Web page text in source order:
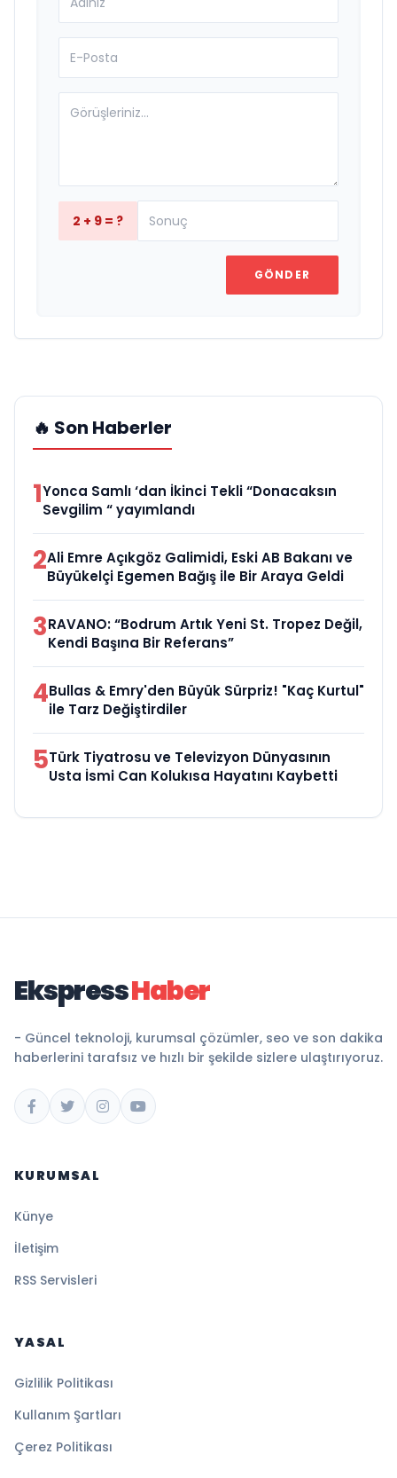
2 + 9 = ?
GÖNDER
🔥 Son Haberler
1Yonca Samlı ‘dan İkinci Tekli “Donacaksın
Sevgilim “ yayımlandı
2Ali Emre Açıkgöz Galimidi, Eski AB Bakanı ve
Büyükelçi Egemen Bağış ile Bir Araya Geldi
3RAVANO: “Bodrum Artık Yeni St. Tropez Değil,
Kendi Başına Bir Referans”
4Bullas & Emry'den Büyük Sürpriz! "Kaç Kurtul"
ile Tarz Değiştirdiler
5Türk Tiyatrosu ve Televizyon Dünyasının
Usta İsmi Can Kolukısa Hayatını Kaybetti
EkspressHaber
- Güncel teknoloji, kurumsal çözümler, seo ve son dakika
haberlerini tarafsız ve hızlı bir şekilde sizlere ulaştırıyoruz.
KURUMSAL
Künye
İletişim
RSS Servisleri
YASAL
Gizlilik Politikası
Kullanım Şartları
Çerez Politikası